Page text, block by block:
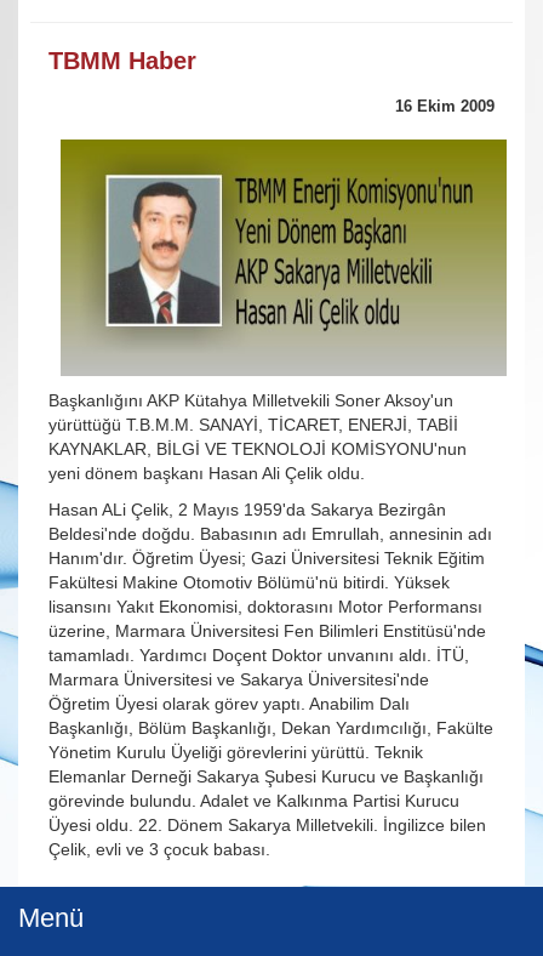
TBMM Haber
16 Ekim 2009
Başkanlığını AKP Kütahya Milletvekili Soner Aksoy'un
yürüttüğü T.B.M.M. SANAYİ, TİCARET, ENERJİ, TABİİ
KAYNAKLAR, BİLGİ VE TEKNOLOJİ KOMİSYONU'nun
yeni dönem başkanı Hasan Ali Çelik oldu.
Hasan ALi Çelik, 2 Mayıs 1959'da Sakarya Bezirgân
Beldesi'nde doğdu. Babasının adı Emrullah, annesinin adı
Hanım'dır. Öğretim Üyesi; Gazi Üniversitesi Teknik Eğitim
Fakültesi Makine Otomotiv Bölümü'nü bitirdi. Yüksek
lisansını Yakıt Ekonomisi, doktorasını Motor Performansı
üzerine, Marmara Üniversitesi Fen Bilimleri Enstitüsü'nde
tamamladı. Yardımcı Doçent Doktor unvanını aldı. İTÜ,
Marmara Üniversitesi ve Sakarya Üniversitesi'nde
Öğretim Üyesi olarak görev yaptı. Anabilim Dalı
Başkanlığı, Bölüm Başkanlığı, Dekan Yardımcılığı, Fakülte
Yönetim Kurulu Üyeliği görevlerini yürüttü. Teknik
Elemanlar Derneği Sakarya Şubesi Kurucu ve Başkanlığı
görevinde bulundu. Adalet ve Kalkınma Partisi Kurucu
Üyesi oldu. 22. Dönem Sakarya Milletvekili. İngilizce bilen
Çelik, evli ve 3 çocuk babası.
Menü